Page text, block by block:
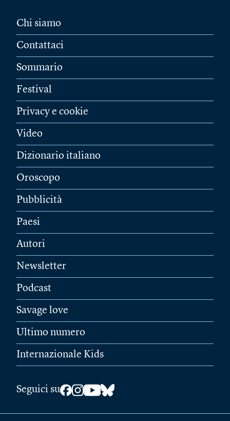
Chi siamo
Contattaci
Sommario
Festival
Privacy e cookie
Video
Dizionario italiano
Oroscopo
Pubblicità
Paesi
Autori
Newsletter
Podcast
Savage love
Ultimo numero
Internazionale Kids
Seguici su